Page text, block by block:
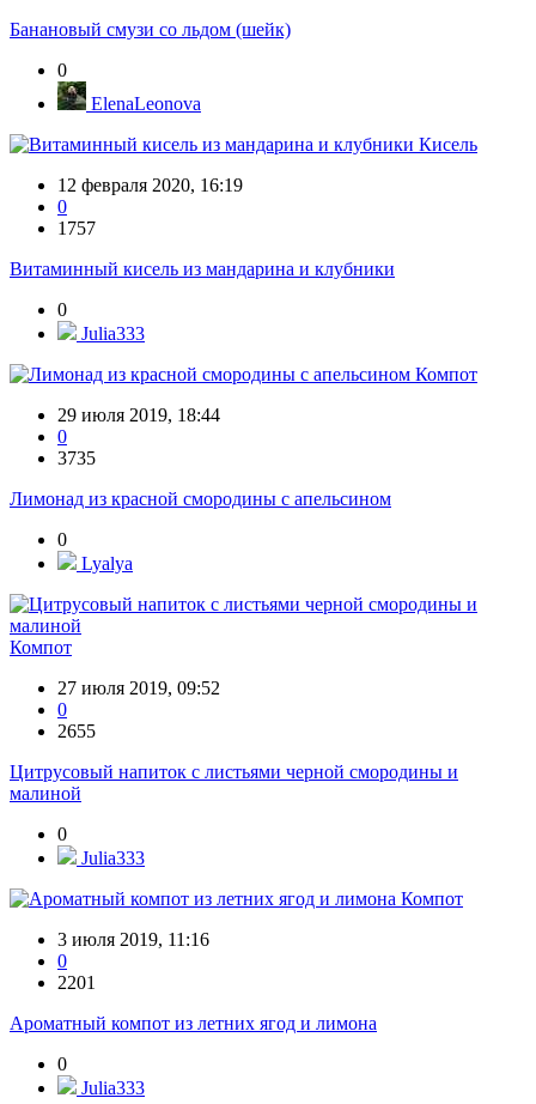
Банановый смузи со льдом (шейк)
0
ElenaLeonova
Кисель
12 февраля 2020, 16:19
0
1757
Витаминный кисель из мандарина и клубники
0
Julia333
Компот
29 июля 2019, 18:44
0
3735
Лимонад из красной смородины с апельсином
0
Lyalya
Компот
27 июля 2019, 09:52
0
2655
Цитрусовый напиток с листьями черной смородины и
малиной
0
Julia333
Компот
3 июля 2019, 11:16
0
2201
Ароматный компот из летних ягод и лимона
0
Julia333